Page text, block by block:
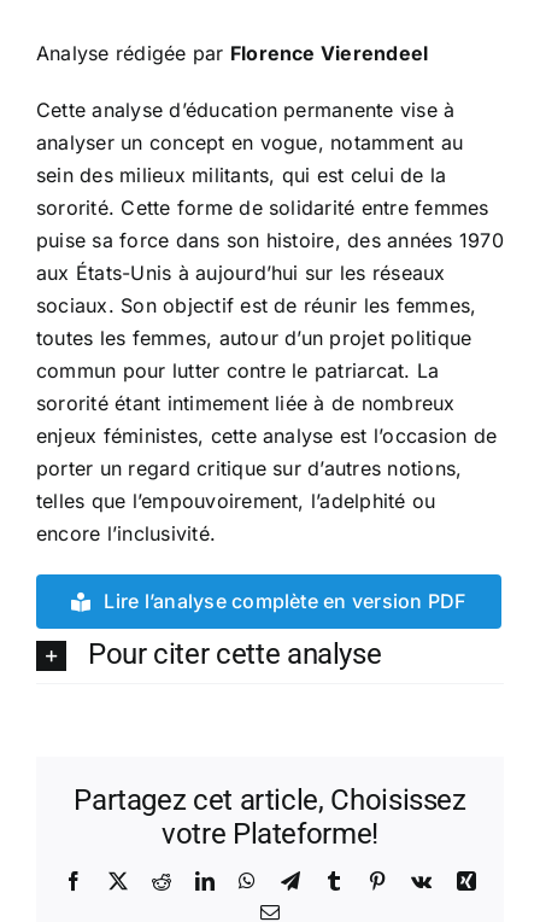
Analyse rédigée par Florence Vierendeel
Cette analyse d’éducation permanente vise à
analyser un concept en vogue, notamment au
sein des milieux militants, qui est celui de la
sororité. Cette forme de solidarité entre femmes
puise sa force dans son histoire, des années 1970
aux États-Unis à aujourd’hui sur les réseaux
sociaux. Son objectif est de réunir les femmes,
toutes les femmes, autour d’un projet politique
commun pour lutter contre le patriarcat. La
sororité étant intimement liée à de nombreux
enjeux féministes, cette analyse est l’occasion de
porter un regard critique sur d’autres notions,
telles que l’empouvoirement, l’adelphité ou
encore l’inclusivité.
Lire l’analyse complète en version PDF
Pour citer cette analyse
Partagez cet article, Choisissez
votre Plateforme!
Facebook
X RedditLinkedInWhatsApp
TelegramTumblr Pinterest
Vk
Xing
Email